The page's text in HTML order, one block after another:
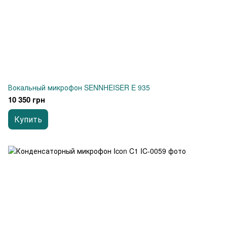
Вокальный микрофон SENNHEISER E 935
10 350 грн
Купить